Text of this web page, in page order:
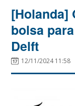
[Holanda]
bolsa
Delft
12/11/2024 11:58